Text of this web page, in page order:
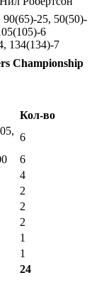
90(65)-25, 50(50)-
6
134(134)-7
Championship
Кол-во
6
6
4
2
2
2
1
1
24